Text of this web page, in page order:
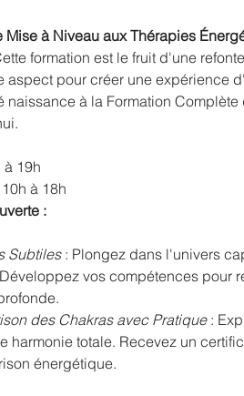
Mise à Niveau aux Thérapies
formation est le fruit d'une
aspect pour créer une expérience
naissance à la Formation
à 19h
à 18h
:
Subtiles : Plongez dans l'univers
vos compétences pour
des Chakras avec Pratique :
harmonie totale. Recevez un
énergétique.